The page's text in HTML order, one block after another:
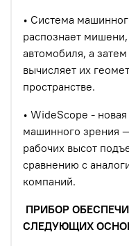
• Система
распознает
автомобиля, а
вычисляет их
пространстве.
• WideScope -
машинного зрения
рабочих высот
сравнению с
компаний.
ПРИБОР
СЛЕДУЮЩИХ